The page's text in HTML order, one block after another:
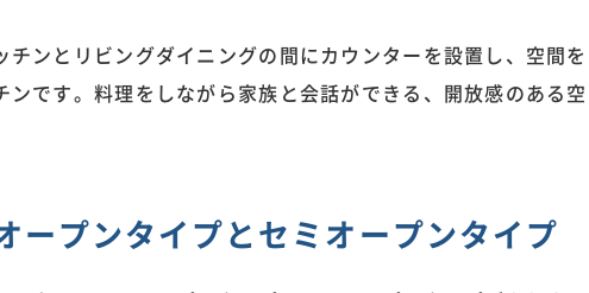
ンとリビングダイニングの間にカウンターを設置し、空間を
です。料理をしながら家族と会話ができる、開放感のある空
ープンタイプとセミオープンタイプ